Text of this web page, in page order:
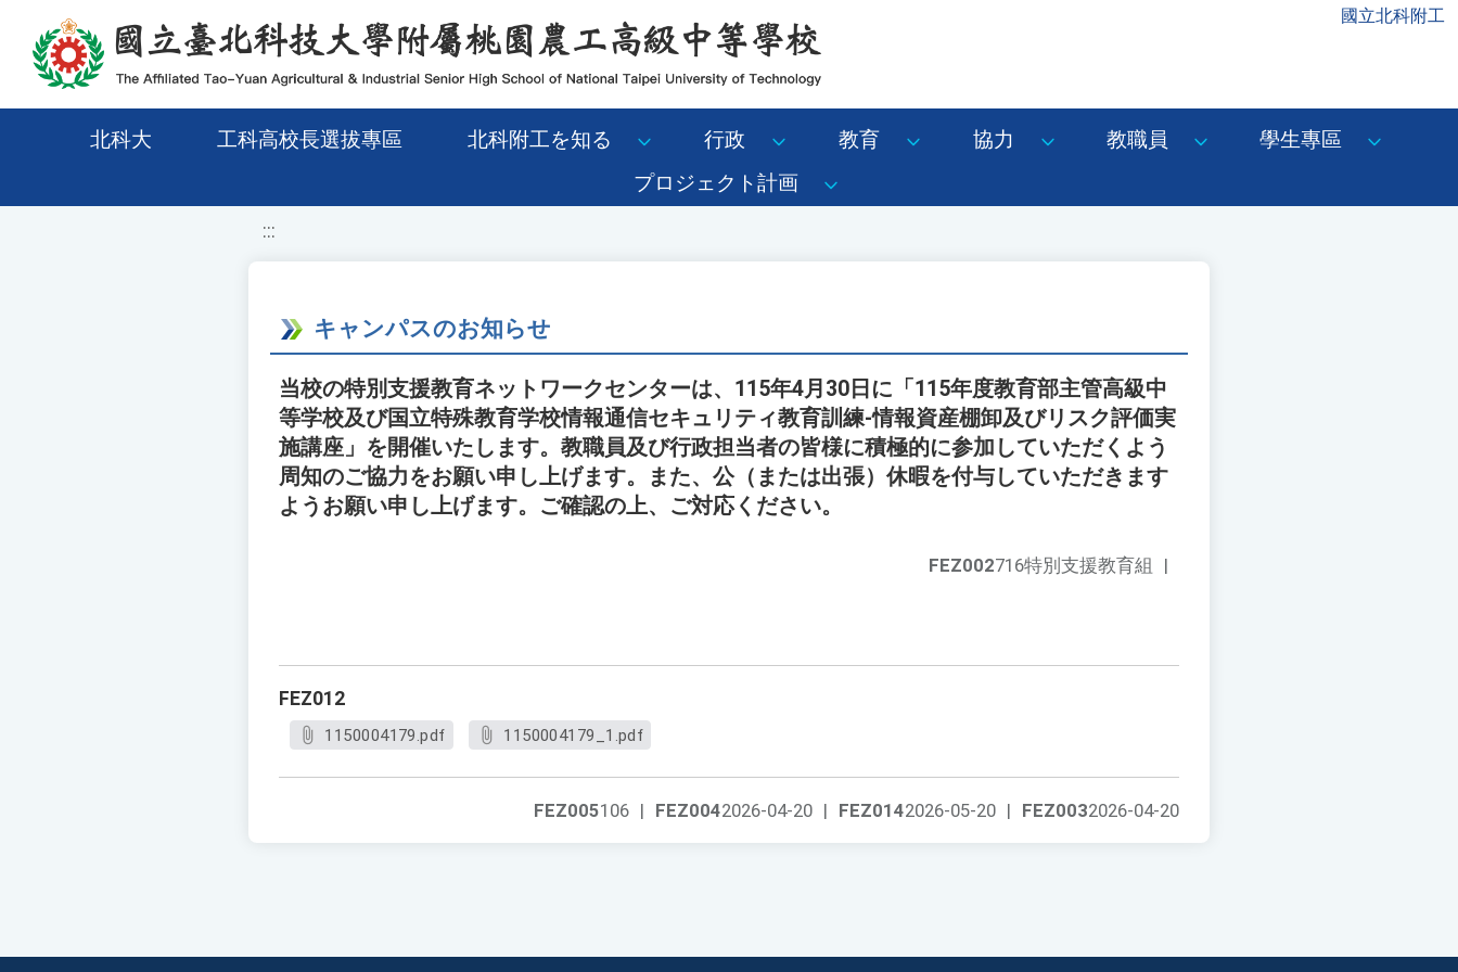
移至網頁之主要內容區位置 國立北科附工
北科大 工科高校長選拔專區 北科附工を知る 行政 教育 協力 教職員
學生專區
プロジェクト計画
:::
キャンパスのお知らせ
当校の特別支援教育ネットワークセンターは、115年4月30日に「115年度教育部主管高級中
等学校及び国立特殊教育学校情報通信セキュリティ教育訓練-情報資産棚卸及びリスク評価実
施講座」を開催いたします。教職員及び行政担当者の皆様に積極的に参加していただくよう
周知のご協力をお願い申し上げます。また、公（または出張）休暇を付与していただきます
ようお願い申し上げます。ご確認の上、ご対応ください。
FEZ002716特別支援教育組 |
FEZ012
1150004179.pdf 1150004179_1.pdf
FEZ0032026-04-20
FEZ0142026-05-20 |
FEZ0042026-04-20 |
FEZ005106 |